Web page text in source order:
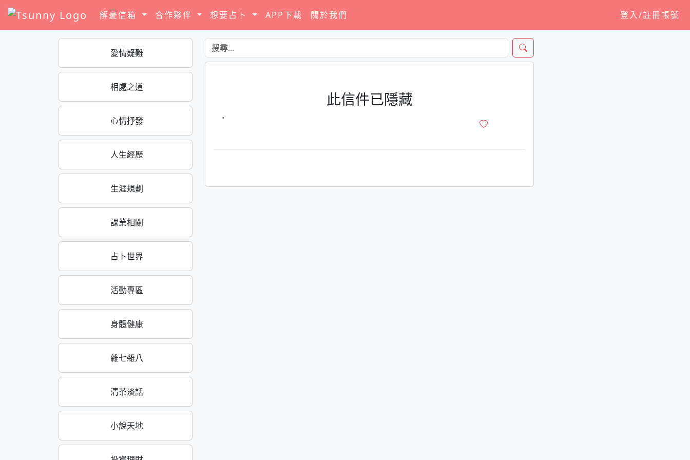
解憂信箱 合作夥伴 想要占卜 APP下載 關於我們 登入/註冊帳號
愛情疑難
相處之道
心情抒發
人生經歷
生涯規劃
課業相關
占卜世界
活動專區
身體健康
雜七雜八
清茶淡話
小說天地
此信件已隱藏
·